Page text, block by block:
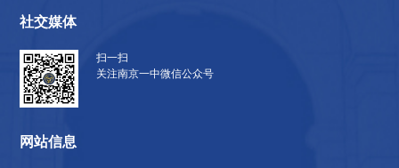
社交媒体
扫一扫
关注南京一中微信公众号
网站信息